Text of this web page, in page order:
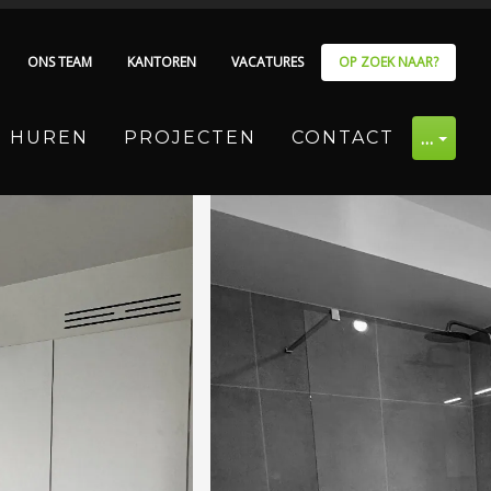
ONS TEAM KANTOREN VACATURES OP ZOEK NAAR?
HUREN PROJECTEN CONTACT …